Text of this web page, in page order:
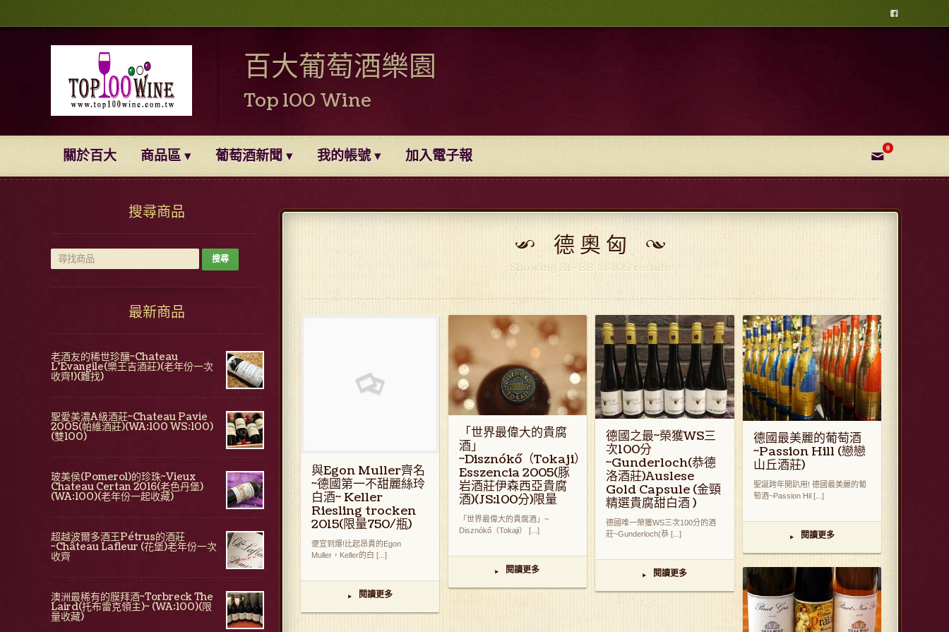

百大葡萄酒樂園
Top 100 Wine
✉
0
關於百大 商品區 葡萄酒新聞 我的帳號 加入電子報
搜尋商品
最新商品
老酒友的稀世珍釀~Chateau
L'Evangile(樂王吉酒莊)(老年份一次
收齊!)(難找)
聖愛美濃A級酒莊~Chateau Pavie
2005(帕維酒莊)(WA:100 WS:100)
(雙100)
玻美侯(Pomerol)的珍珠~Vieux
Chateau Certan 2016(老色丹堡)
(WA:100)(老年份一起收藏)
超越波爾多酒王Pétrus的酒莊
~Château Lafleur (花堡)老年份一次
收齊
澳洲最稀有的膜拜酒~Torbreck The
Laird(托布雷克領主)~ (WA:100)(限
量收藏)
德 奧 匈
Showing 81–88 of 105 results
與Egon Muller齊名
~德國第一不甜麗絲玲
白酒~ Keller
Riesling trocken
2015(限量750/瓶)
便宜到爆!比起昂貴的Egon
Muller，Keller的白 [...]
▸ 閱讀更多
「世界最偉大的貴腐
酒」
~Disznókő（Tokaji）
Esszencia 2005(豚
岩酒莊伊森西亞貴腐
酒)(JS:100分)限量
「世界最偉大的貴腐酒」~
Disznókő（Tokaji） [...]
▸ 閱讀更多
德國之最~榮獲WS三
次100分
~Gunderloch(恭德
洛酒莊)Auslese
Gold Capsule (金頸
精選貴腐甜白酒 )
德國唯一榮獲WS三次100分的酒
莊~Gunderloch(恭 [...]
▸ 閱讀更多
德國最美麗的葡萄酒
~Passion Hill (戀戀
山丘酒莊)
聖誕跨年開趴用! 德國最美麗的葡
萄酒~Passion Hil [...]
▸ 閱讀更多